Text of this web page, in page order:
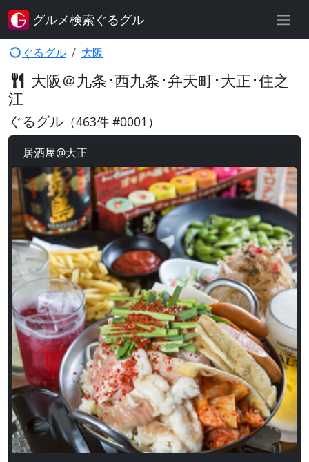
ぐるグル 大阪
大阪＠九条･西九条･弁天町･大正･住之
江
ぐるグル （463件 #0001）
居酒屋@大正
グルメ検索ぐるグル